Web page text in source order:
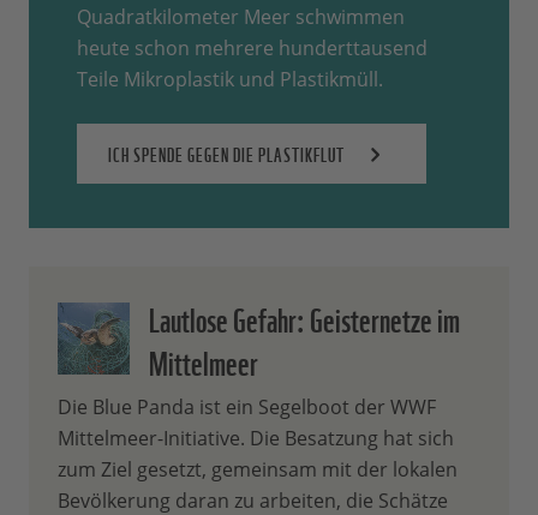
Quadratkilometer Meer schwimmen
heute schon mehrere hunderttausend
Teile Mikroplastik und Plastikmüll.
ICH SPENDE GEGEN DIE PLASTIKFLUT
Lautlose Gefahr: Geisternetze im
Mittelmeer
Die Blue Panda ist ein Segelboot der WWF
Mittelmeer-Initiative. Die Besatzung hat sich
zum Ziel gesetzt, gemeinsam mit der lokalen
Bevölkerung daran zu arbeiten, die Schätze